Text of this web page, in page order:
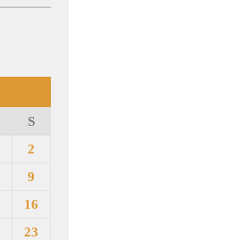
S
2
9
16
23